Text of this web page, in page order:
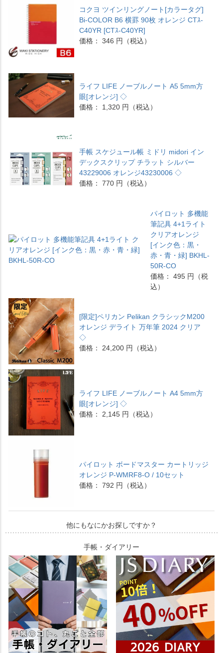
コクヨ ツインリングノート[カラータグ]
Bi-COLOR B6 横罫 90枚 オレンジ CTｽ-
C40YR [CTｽ-C40YR]
価格： 346 円（税込）
ライフ LIFE ノーブルノート A5 5mm方
眼[オレンジ] ◇
価格： 1,320 円（税込）
手帳 スケジュール帳 ミドリ midori イン
デックスクリップ チラット シルバー
43229006 オレンジ43230006 ◇
価格： 770 円（税込）
パイロット 多機能
筆記具 4+1ライト
クリアオレンジ
[インク色：黒・
赤・青・緑] BKHL-
50R-CO
価格： 495 円（税
込）
[限定]ペリカン Pelikan クラシックM200
オレンジ デライト 万年筆 2024 クリア
◇
価格： 24,200 円（税込）
ライフ LIFE ノーブルノート A4 5mm方
眼[オレンジ] ◇
価格： 2,145 円（税込）
パイロット ボードマスター カートリッジ
オレンジ P-WMRF8-O / 10セット
価格： 792 円（税込）
他にもなにかお探しですか？
手帳・ダイアリー